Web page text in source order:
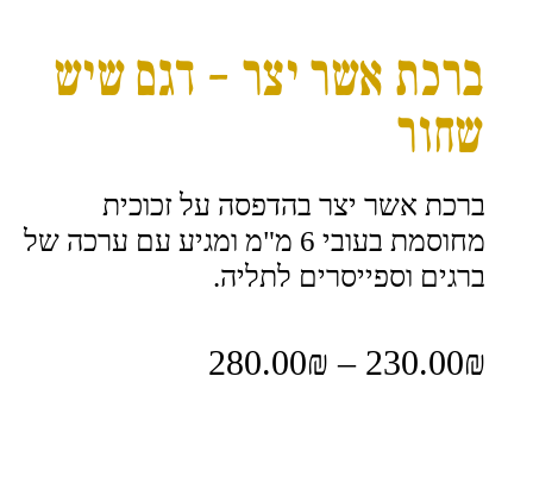
ברכת אשר יצר – דגם שיש
שחור
ברכת אשר יצר בהדפסה על זכוכית
מחוסמת בעובי 6 מ"מ ומגיע עם ערכה של
ברגים וספייסרים לתליה.
230.00₪
–
280.00₪